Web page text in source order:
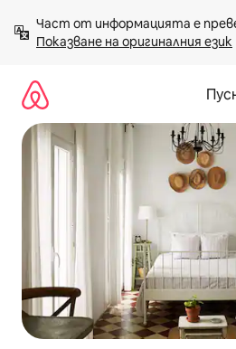
към
съдържанието
Показване на оригиналния език